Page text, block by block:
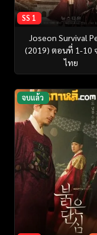
SS 1
Joseon Survival
(2019) ตอนที่ 1-10
ไทย
จบแล้ว